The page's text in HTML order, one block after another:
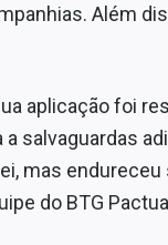
Além
aplicação foi
salvaguardas
mas
do BTG